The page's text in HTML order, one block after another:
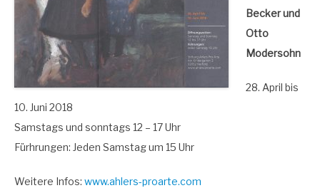
Becker und
Otto
Modersohn
28. April bis
10. Juni 2018
Sams­tags und sonn­tags 12 – 17 Uhr
Fürhrun­gen: Jeden Sams­tag um 15 Uhr
Wei­te­re Infos: www​.ahlers​-pro​ar​te​.com